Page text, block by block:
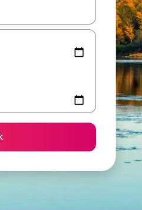
kan du navigera med upp- och